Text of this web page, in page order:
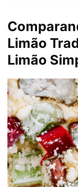
Limão
Limão